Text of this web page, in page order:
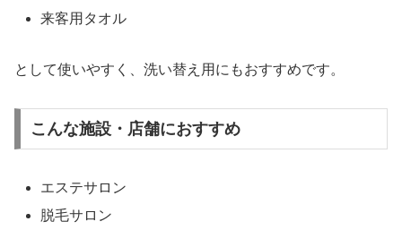
来客用タオル
として使いやすく、洗い替え用にもおすすめです。
こんな施設・店舗におすすめ
エステサロン
脱毛サロン